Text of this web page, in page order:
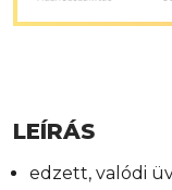
LEÍRÁS
edzett, valódi